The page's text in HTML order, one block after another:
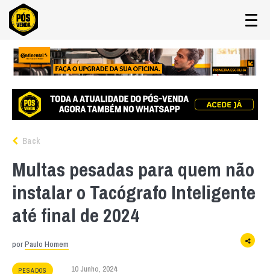
Back
Multas pesadas para quem não
instalar o Tacógrafo Inteligente
até final de 2024
porPaulo Homem
PESADOS 10 Junho, 2024